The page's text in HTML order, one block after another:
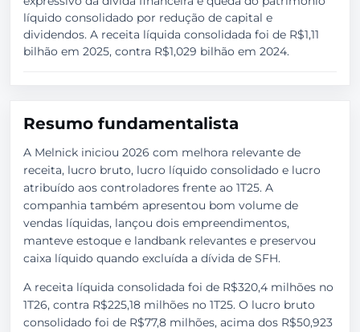
líquido consolidado por redução de capital e
dividendos. A receita líquida consolidada foi de R$1,11
bilhão em 2025, contra R$1,029 bilhão em 2024.
Resumo fundamentalista
A Melnick iniciou 2026 com melhora relevante de
receita, lucro bruto, lucro líquido consolidado e lucro
atribuído aos controladores frente ao 1T25. A
companhia também apresentou bom volume de
vendas líquidas, lançou dois empreendimentos,
manteve estoque e landbank relevantes e preservou
caixa líquido quando excluída a dívida de SFH.
A receita líquida consolidada foi de R$320,4 milhões no
1T26, contra R$225,18 milhões no 1T25. O lucro bruto
consolidado foi de R$77,8 milhões, acima dos R$50,923